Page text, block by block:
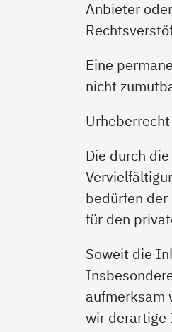
Anbieter
Eine
nicht
Urheberrecht
Die durch
bedürfen
für den
Soweit die
aufmerksam
wir derartige